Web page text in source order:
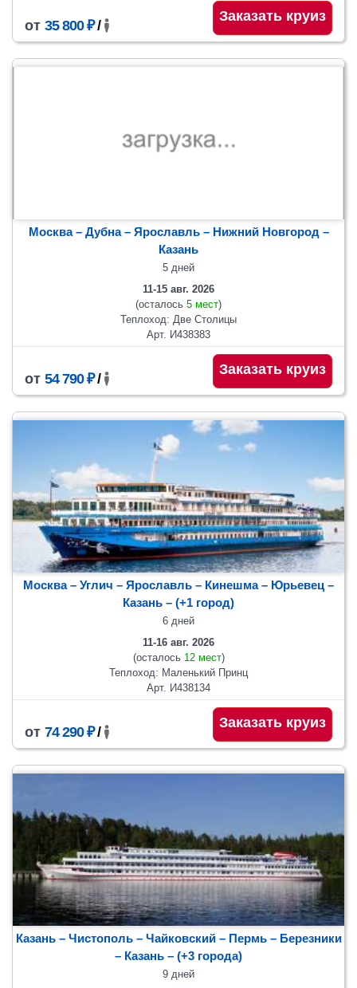
от 35 800 ₽/
Заказать круиз
Москва – Дубна – Ярославль – Нижний Новгород –
Казань
5 дней
11-15 авг. 2026
(осталось 5 мест)
Теплоход: Две Столицы
Арт. И438383
от 54 790 ₽/
Заказать круиз
Москва – Углич – Ярославль – Кинешма – Юрьевец –
Казань – (+1 город)
6 дней
11-16 авг. 2026
(осталось 12 мест)
Теплоход: Маленький Принц
Арт. И438134
от 74 290 ₽/
Заказать круиз
Казань – Чистополь – Чайковский – Пермь – Березники
– Казань – (+3 города)
9 дней